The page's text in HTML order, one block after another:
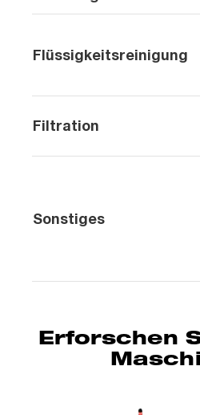
Flüssigkeitsreinigung
Filtration
Sonstiges
Erforschen